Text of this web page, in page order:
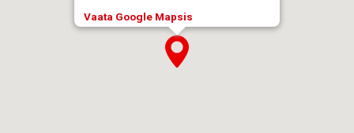
Vaata Google Mapsis